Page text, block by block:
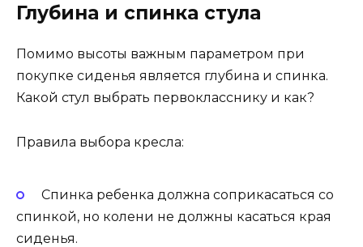
Глубина и спинка стула
Помимо высоты важным параметром при
покупке сиденья является глубина и спинка.
Какой стул выбрать первокласснику и как?
Правила выбора кресла:
Спинка ребенка должна соприкасаться со
спинкой, но колени не должны касаться края
сиденья.